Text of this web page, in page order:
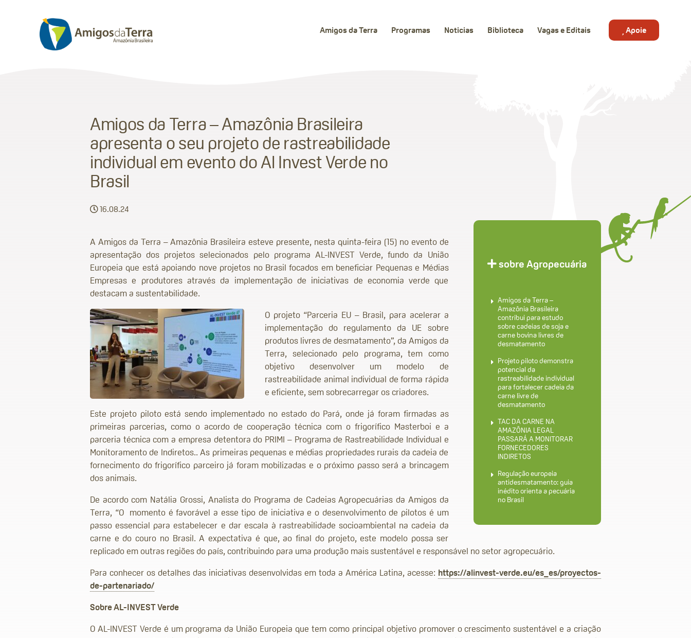
Amigos da Terra Programas Noticias Biblioteca Vagas e Editais Apoie
Amigos da Terra – Amazônia Brasileira
apresenta o seu projeto de rastreabilidade
individual em evento do Al Invest Verde no
Brasil
16.08.24
sobre Agropecuária
Amigos da Terra –
Amazônia Brasileira
contribui para estudo
sobre cadeias de soja e
carne bovina livres de
desmatamento
Projeto piloto demonstra
potencial da
rastreabilidade individual
para fortalecer cadeia da
carne livre de
desmatamento
TAC DA CARNE NA
AMAZÔNIA LEGAL
PASSARÁ A MONITORAR
FORNECEDORES
INDIRETOS
Regulação europeia
antidesmatamento: guia
inédito orienta a pecuária
no Brasil
A Amigos da Terra – Amazônia Brasileira esteve presente, nesta quinta-feira (15) no evento de
apresentação dos projetos selecionados pelo programa AL-INVEST Verde, fundo da União
Europeia que está apoiando nove projetos no Brasil focados em beneficiar Pequenas e Médias
Empresas e produtores através da implementação de iniciativas de economia verde que
destacam a sustentabilidade.
O projeto “Parceria EU – Brasil, para acelerar a
implementação do regulamento da UE sobre
produtos livres de desmatamento”, da Amigos da
Terra, selecionado pelo programa, tem como
objetivo desenvolver um modelo de
rastreabilidade animal individual de forma rápida
e eficiente, sem sobrecarregar os criadores.
Este projeto piloto está sendo implementado no estado do Pará, onde já foram firmadas as
primeiras parcerias, como o acordo de cooperação técnica com o frigorífico Masterboi e a
parceria técnica com a empresa detentora do PRIMI – Programa de Rastreabilidade Individual e
Monitoramento de Indiretos.. As primeiras pequenas e médias propriedades rurais da cadeia de
fornecimento do frigorífico parceiro já foram mobilizadas e o próximo passo será a brincagem
dos animais.
De acordo com Natália Grossi, Analista do Programa de Cadeias Agropecuárias da Amigos da
Terra, “O momento é favorável a esse tipo de iniciativa e o desenvolvimento de pilotos é um
passo essencial para estabelecer e dar escala à rastreabilidade socioambiental na cadeia da
carne e do couro no Brasil. A expectativa é que, ao final do projeto, este modelo possa ser
replicado em outras regiões do país, contribuindo para uma produção mais sustentável e responsável no setor agropecuário.
Para conhecer os detalhes das iniciativas desenvolvidas em toda a América Latina, acesse: https://alinvest-verde.eu/es_es/proyectos-
de-partenariado/
Sobre AL-INVEST Verde
O AL-INVEST Verde é um programa da União Europeia que tem como principal objetivo promover o crescimento sustentável e a criação